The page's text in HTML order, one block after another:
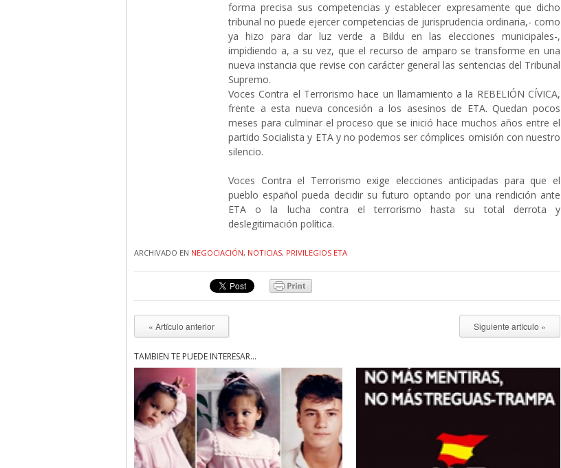
forma precisa sus competencias y establecer expresamente que dicho
tribunal no puede ejercer competencias de jurisprudencia ordinaria,- como
ya hizo para dar luz verde a Bildu en las elecciones municipales-,
impidiendo a, a su vez, que el recurso de amparo se transforme en una
nueva instancia que revise con carácter general las sentencias del Tribunal
Supremo.
Voces Contra el Terrorismo hace un llamamiento a la REBELIÓN CÍVICA,
frente a esta nueva concesión a los asesinos de ETA. Quedan pocos
meses para culminar el proceso que se inició hace muchos años entre el
partido Socialista y ETA y no podemos ser cómplices omisión con nuestro
silencio.
Voces Contra el Terrorismo exige elecciones anticipadas para que el
pueblo español pueda decidir su futuro optando por una rendición ante
ETA o la lucha contra el terrorismo hasta su total derrota y
deslegitimación política.
ARCHIVADO EN NEGOCIACIÓN, NOTICIAS, PRIVILEGIOS ETA
« Artículo anterior Siguiente artículo »
TAMBIÉN TE PUEDE INTERESAR...